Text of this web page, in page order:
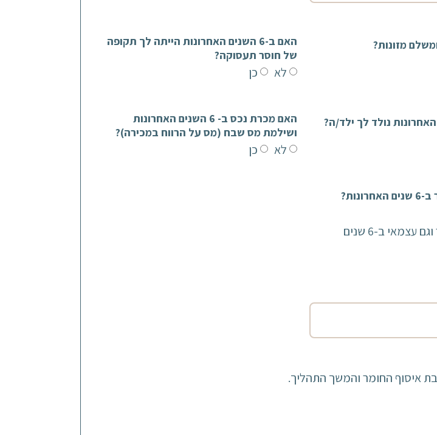
מזונות?
האם ב-6 השנים האחרונות הייתה לך תקופה
של חוסר תעסוקה?
לא כן
האם מכרת נכס ב- 6 השנים האחרונות
ושילמת מס שבח (מס על הרווח במכירה)?
לא כן
הייתי גם שכיר וגם עצמאי ב-6 שנים
איסוף החומר והמשך התהליך.